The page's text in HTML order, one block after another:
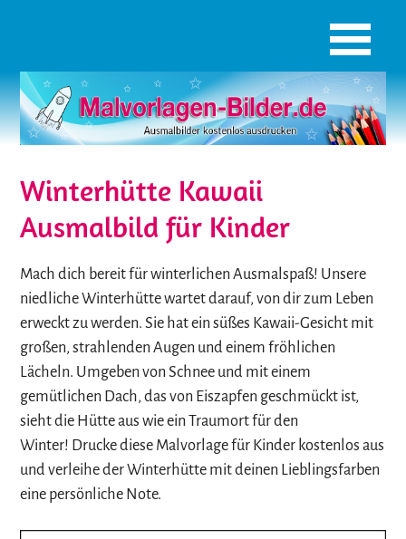
Winterhütte Kawaii
Ausmalbild für Kinder
Mach dich bereit für winterlichen Ausmalspaß! Unsere
niedliche Winterhütte wartet darauf, von dir zum Leben
erweckt zu werden. Sie hat ein süßes Kawaii-Gesicht mit
großen, strahlenden Augen und einem fröhlichen
Lächeln. Umgeben von Schnee und mit einem
gemütlichen Dach, das von Eiszapfen geschmückt ist,
sieht die Hütte aus wie ein Traumort für den
Winter! Drucke diese Malvorlage für Kinder kostenlos aus
und verleihe der Winterhütte mit deinen Lieblingsfarben
eine persönliche Note.